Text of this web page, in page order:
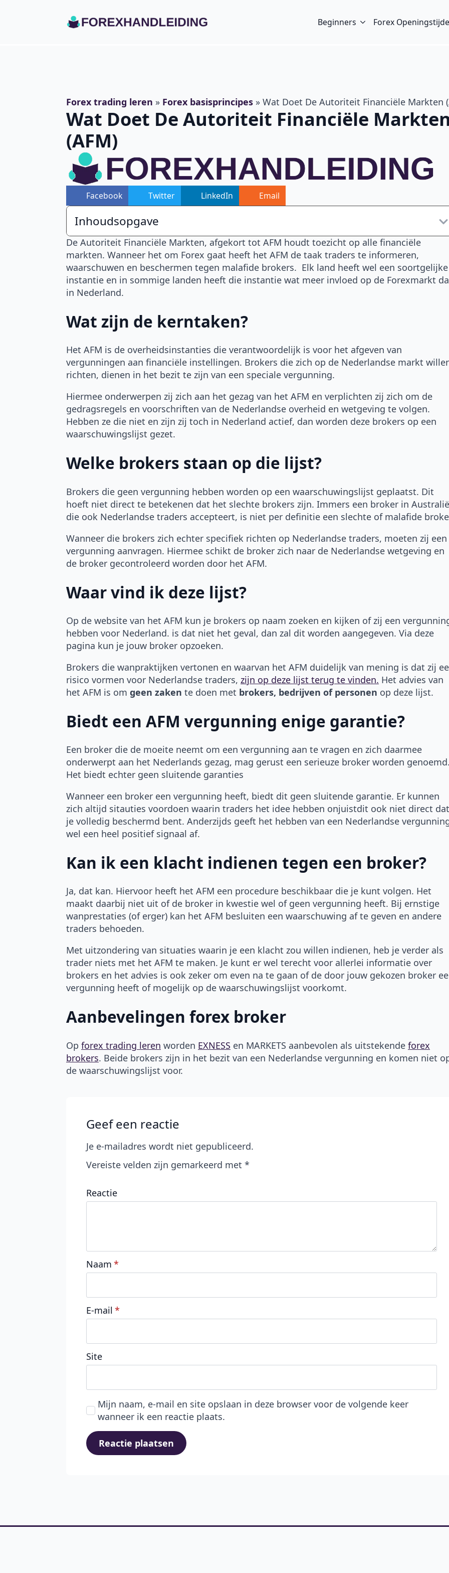
Beginners Forex
Forex trading leren » Forex basisprincipes » Wat Doet De Autoriteit Financiële Markten
Wat Doet De Autoriteit Financiële
(AFM)
Facebook Twitter LinkedIn Email
Inhoudsopgave
De Autoriteit Financiële Markten, afgekort tot AFM houdt toezicht op alle financiële
markten. Wanneer het om Forex gaat heeft het AFM de taak traders te informeren,
waarschuwen en beschermen tegen malafide brokers. Elk land heeft wel een soortgelijke
instantie en in sommige landen heeft die instantie wat meer invloed op de Forexmarkt
in Nederland.
Wat zijn de kerntaken?
Het AFM is de overheidsinstanties die verantwoordelijk is voor het afgeven van
vergunningen aan financiële instellingen. Brokers die zich op de Nederlandse markt
richten, dienen in het bezit te zijn van een speciale vergunning.
Hiermee onderwerpen zij zich aan het gezag van het AFM en verplichten zij zich om de
gedragsregels en voorschriften van de Nederlandse overheid en wetgeving te volgen.
Hebben ze die niet en zijn zij toch in Nederland actief, dan worden deze brokers op een
waarschuwingslijst gezet.
Welke brokers staan op die lijst?
Brokers die geen vergunning hebben worden op een waarschuwingslijst geplaatst. Dit
hoeft niet direct te betekenen dat het slechte brokers zijn. Immers een broker in Australië
die ook Nederlandse traders accepteert, is niet per definitie een slechte of malafide
Wanneer die brokers zich echter specifiek richten op Nederlandse traders, moeten zij een
vergunning aanvragen. Hiermee schikt de broker zich naar de Nederlandse wetgeving en
de broker gecontroleerd worden door het AFM.
Waar vind ik deze lijst?
Op de website van het AFM kun je brokers op naam zoeken en kijken of zij een
hebben voor Nederland. is dat niet het geval, dan zal dit worden aangegeven. Via deze
pagina kun je jouw broker opzoeken.
Brokers die wanpraktijken vertonen en waarvan het AFM duidelijk van mening is dat zij
risico vormen voor Nederlandse traders, zijn op deze lijst terug te vinden. Het advies van
het AFM is om geen zaken te doen met brokers, bedrijven of personen op deze lijst.
Biedt een AFM vergunning enige garantie?
Een broker die de moeite neemt om een vergunning aan te vragen en zich daarmee
onderwerpt aan het Nederlands gezag, mag gerust een serieuze broker worden
Het biedt echter geen sluitende garanties
Wanneer een broker een vergunning heeft, biedt dit geen sluitende garantie. Er kunnen
zich altijd sitauties voordoen waarin traders het idee hebben onjuistdit ook niet direct dat
je volledig beschermd bent. Anderzijds geeft het hebben van een Nederlandse
wel een heel positief signaal af.
Kan ik een klacht indienen tegen een broker?
Ja, dat kan. Hiervoor heeft het AFM een procedure beschikbaar die je kunt volgen. Het
maakt daarbij niet uit of de broker in kwestie wel of geen vergunning heeft. Bij ernstige
wanprestaties (of erger) kan het AFM besluiten een waarschuwing af te geven en andere
traders behoeden.
Met uitzondering van situaties waarin je een klacht zou willen indienen, heb je verder als
trader niets met het AFM te maken. Je kunt er wel terecht voor allerlei informatie over
brokers en het advies is ook zeker om even na te gaan of de door jouw gekozen broker
vergunning heeft of mogelijk op de waarschuwingslijst voorkomt.
Aanbevelingen forex broker
Op forex trading leren worden EXNESS en MARKETS aanbevolen als uitstekende forex
brokers. Beide brokers zijn in het bezit van een Nederlandse vergunning en komen niet
de waarschuwingslijst voor.
Geef een reactie
Je e-mailadres wordt niet gepubliceerd.
Vereiste velden zijn gemarkeerd met *
Reactie
Naam *
E-mail *
Site
Mijn naam, e-mail en site opslaan in deze browser voor de volgende keer
wanneer ik een reactie plaats.
ingewikkeld zijn als je [...]
Lees verder